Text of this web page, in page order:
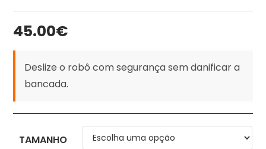
45.00€
Deslize o robô com segurança sem danificar a
bancada.
TAMANHO